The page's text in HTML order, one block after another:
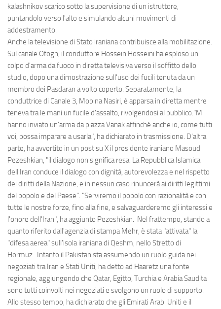
kalashnikov scarico sotto la supervisione di un istruttore,
puntandolo verso l'alto e simulando alcuni movimenti di
addestramento.
Anche la televisione di Stato iraniana contribuisce alla mobilitazione.
Sul canale Ofogh, il conduttore Hossein Hosseini ha esploso un
colpo d'arma da fuoco in diretta televisiva verso il soffitto dello
studio, dopo una dimostrazione sull'uso dei fucili tenuta da un
membro dei Pasdaran a volto coperto. Separatamente, la
conduttrice di Canale 3, Mobina Nasiri, è apparsa in diretta mentre
teneva tra le mani un fucile d'assalto, rivolgendosi al pubblico."Mi
hanno inviato un'arma da piazza Vanak affinché anche io, come tutti
voi, possa imparare a usarla", ha dichiarato in trasmissione. D'altra
parte, ha avvertito in un post su X il presidente iraniano Masoud
Pezeshkian, "il dialogo non significa resa. La Repubblica Islamica
dell'Iran conduce il dialogo con dignità, autorevolezza e nel rispetto
dei diritti della Nazione, e in nessun caso rinuncerà ai diritti legittimi
del popolo e del Paese". "Serviremo il popolo con razionalità e con
tutte le nostre forze, fino alla fine, e salvaguarderemo gli interessi e
l'onore dell'Iran", ha aggiunto Pezeshkian. Nel frattempo, stando a
quanto riferito dall'agenzia di stampa Mehr, è stata "attivata" la
"difesa aerea" sull'isola iraniana di Qeshm, nello Stretto di
Hormuz. Intanto il Pakistan sta assumendo un ruolo guida nei
negoziati tra Iran e Stati Uniti, ha detto ad Haaretz una fonte
regionale, aggiungendo che Qatar, Egitto, Turchia e Arabia Saudita
sono tutti coinvolti nei negoziati e svolgono un ruolo di supporto.
Allo stesso tempo, ha dichiarato che gli Emirati Arabi Uniti e il